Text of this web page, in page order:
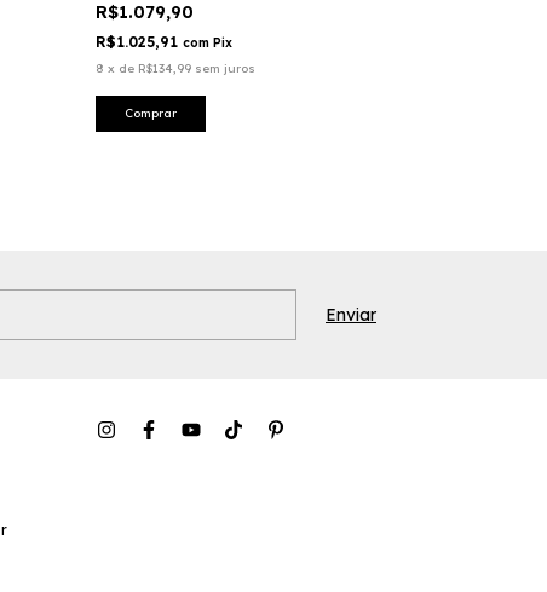
R$1.079,90
R$1.025,91 com Pix
8 x de R$134,99 sem juros
Comprar